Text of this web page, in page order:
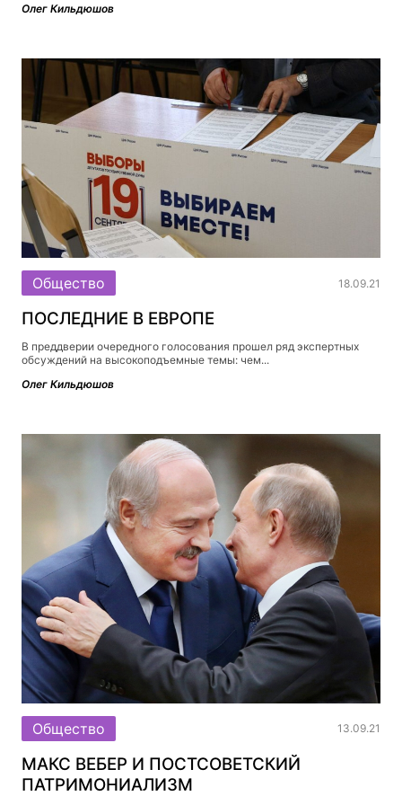
Олег Кильдюшов
Общество 18.09.21
ПОСЛЕДНИЕ В ЕВРОПЕ
В преддверии очередного голосования прошел ряд экспертных
обсуждений на высокоподъемные темы: чем...
Олег Кильдюшов
Общество 13.09.21
МАКС ВЕБЕР И ПОСТСОВЕТСКИЙ
ПАТРИМОНИАЛИЗМ